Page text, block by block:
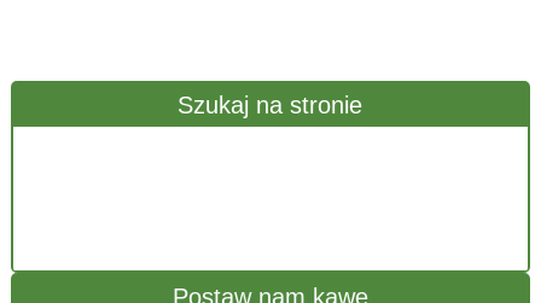
Szukaj na stronie
Postaw nam kawę